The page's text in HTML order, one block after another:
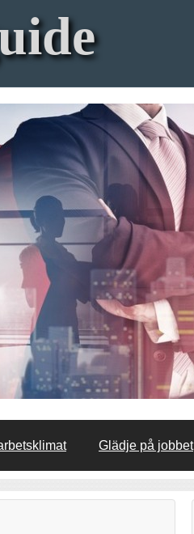
Glädje på jobbet